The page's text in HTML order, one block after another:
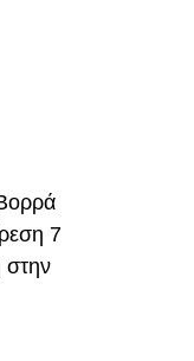
και ο
7
στην